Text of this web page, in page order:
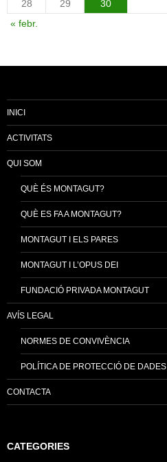
28
29
30
« febr.
INICI
ACTIVITATS
QUI SOM
QUÈ ÉS MONTAGUT?
QUÈ ES FA A MONTAGUT?
MONTAGUT I ELS PARES
MONTAGUT I L’OPUS DEI
FUNDACIÓ PRIVADA MONTAGUT
AVÍS LEGAL
NORMES DE CONVIVÈNCIA
POLÍTICA DE PROTECCIÓ DE DADES
CONTACTA
CATEGORIES